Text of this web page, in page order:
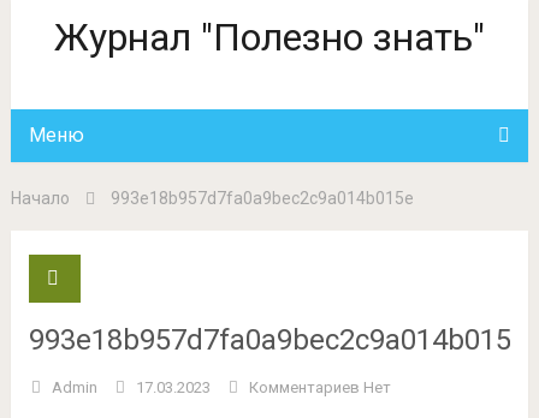
Журнал "Полезно знать"
Меню
Начало 993e18b957d7fa0a9bec2c9a014b015e
993e18b957d7fa0a9bec2c9a014b015e
Admin 17.03.2023 Комментариев Нет